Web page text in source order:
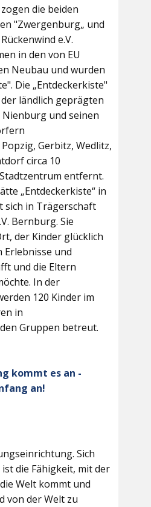
die beiden
"Zwergenburg„ und
e.V.
in den von EU
Neubau und wurden
Die „Entdeckerkiste"
ländlich geprägten
und seinen
Gerbitz, Wedlitz,
circa 10
entfernt.
„Entdeckerkiste“ in
sich in Trägerschaft
Bernburg. Sie
der Kinder glücklich
Erlebnisse und
und die Eltern
In der
120 Kinder im
in
Gruppen betreut.
kommt es an -
an!
Sich
die Fähigkeit, mit der
Welt kommt und
von der Welt zu